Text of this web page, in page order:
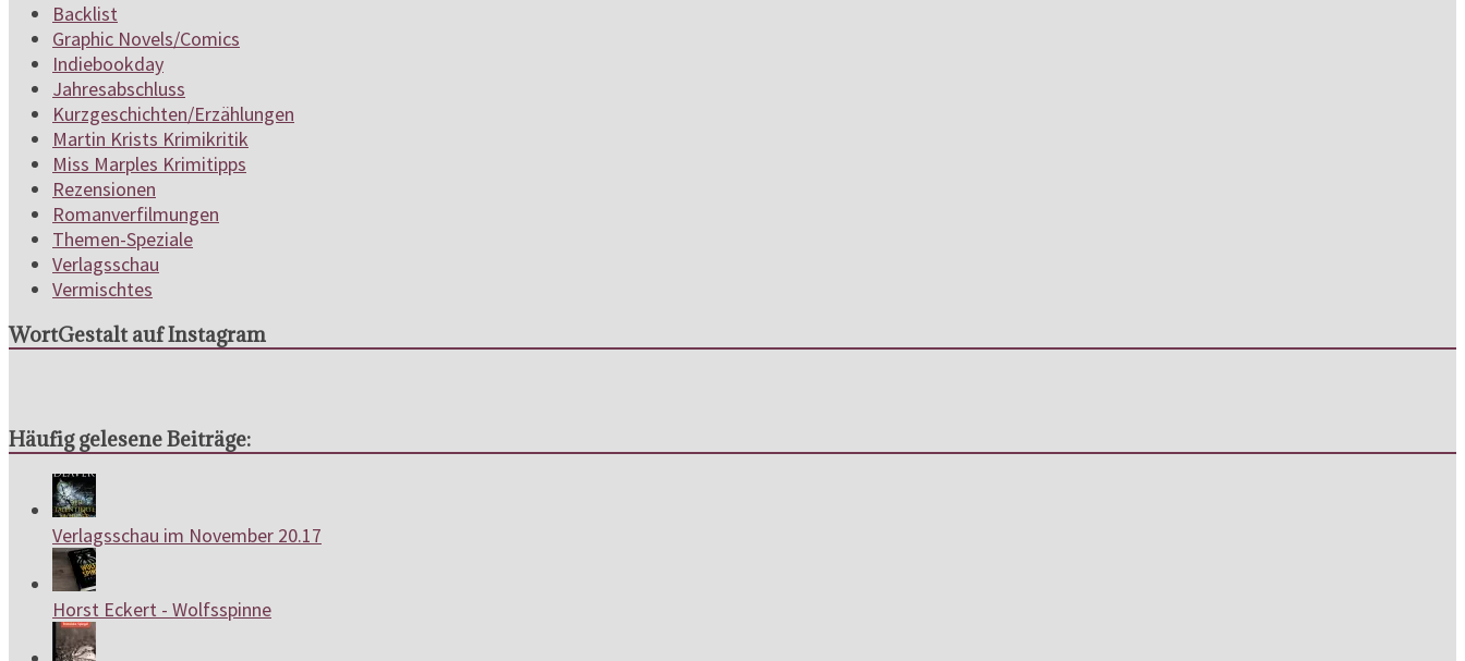
Backlist
Graphic Novels/Comics
Indiebookday
Jahresabschluss
Kurzgeschichten/Erzählungen
Martin Krists Krimikritik
Miss Marples Krimitipps
Rezensionen
Romanverfilmungen
Themen-Speziale
Verlagsschau
Vermischtes
WortGestalt auf Instagram
Häufig gelesene Beiträge:
Verlagsschau im November 20.17
Horst Eckert - Wolfsspinne